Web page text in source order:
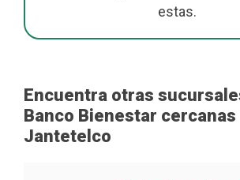
estas.
Encuentra otras
Banco Bienestar cercanas
Jantetelco